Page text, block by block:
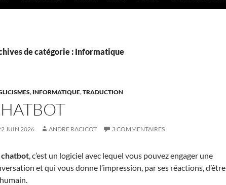
de catégorie : Informatique
, INFORMATIQUE,TRADUCTION
JUIN 2026 ANDRE RACICOT 3 COMMENTAIRES
chatbot, c’est un logiciel avec lequel vous pouvez engager une
et qui vous donne l’impression, par ses réactions, d’être